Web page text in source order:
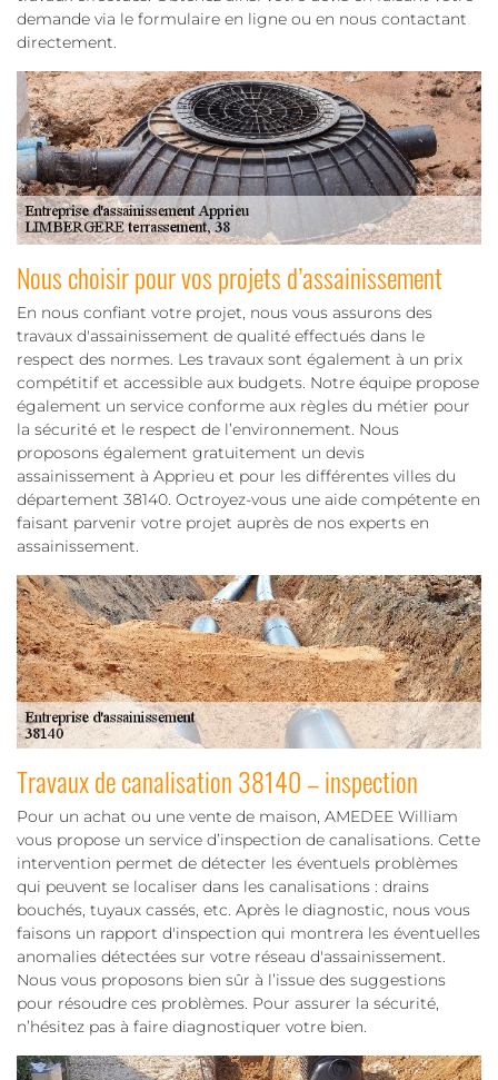
demande via le formulaire en ligne ou en nous contactant
directement.
Nous choisir pour vos projets d’assainissement
En nous confiant votre projet, nous vous assurons des
travaux d'assainissement de qualité effectués dans le
respect des normes. Les travaux sont également à un prix
compétitif et accessible aux budgets. Notre équipe propose
également un service conforme aux règles du métier pour
la sécurité et le respect de l’environnement. Nous
proposons également gratuitement un devis
assainissement à Apprieu et pour les différentes villes du
département 38140. Octroyez-vous une aide compétente en
faisant parvenir votre projet auprès de nos experts en
assainissement.
Travaux de canalisation 38140 – inspection
Pour un achat ou une vente de maison, AMEDEE William
vous propose un service d’inspection de canalisations. Cette
intervention permet de détecter les éventuels problèmes
qui peuvent se localiser dans les canalisations : drains
bouchés, tuyaux cassés, etc. Après le diagnostic, nous vous
faisons un rapport d'inspection qui montrera les éventuelles
anomalies détectées sur votre réseau d'assainissement.
Nous vous proposons bien sûr à l’issue des suggestions
pour résoudre ces problèmes. Pour assurer la sécurité,
n’hésitez pas à faire diagnostiquer votre bien.